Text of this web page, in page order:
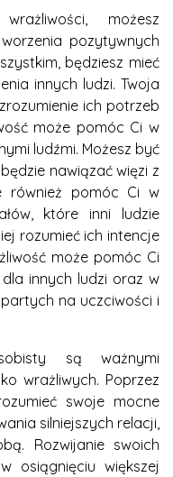
możesz
pozytywnych
będziesz mieć
innych ludzi. Twoja
ich potrzeb
może pomóc Ci w
ludźmi. Możesz być
nawiązać więzi z
również pomóc Ci w
które inni ludzie
rozumieć ich intencje
może pomóc Ci
innych ludzi oraz w
na uczciwości i
są ważnymi
wrażliwych. Poprzez
swoje mocne
silniejszych relacji,
Rozwijanie swoich
osiągnięciu większej